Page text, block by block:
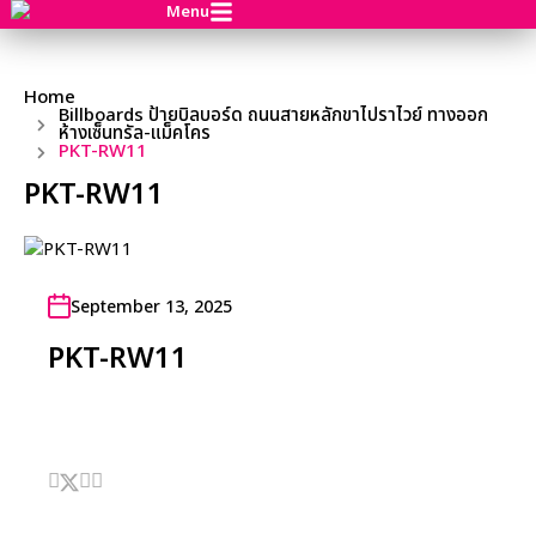
Menu
Home
Billboards ป้ายบิลบอร์ด ถนนสายหลักขาไปราไวย์ ทางออก
ห้างเซ็นทรัล-แม็คโคร
PKT-RW11
PKT-RW11
September 13, 2025
PKT-RW11